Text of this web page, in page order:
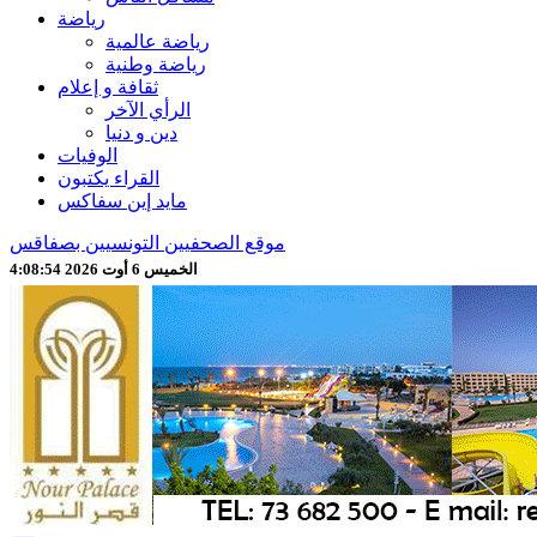
رياضة
رياضة عالمية
رياضة وطنية
ثقافة و إعلام
الرأي الآخر
دين و دنيا
الوفيات
القراء يكتبون
مايد إين سفاكس
موقع الصحفيين التونسيين بصفاقس
الخميس 6 أوت 2026 4:08:56